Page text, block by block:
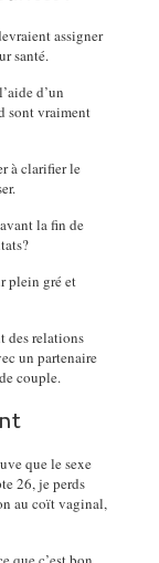
assigner
santé.
d’un
sont vraiment
à clarifier le
la fin de
plein gré et
des relations
un partenaire
couple.
que le sexe
26, je perds
au coït vaginal,